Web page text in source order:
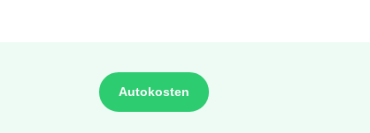
Autokosten